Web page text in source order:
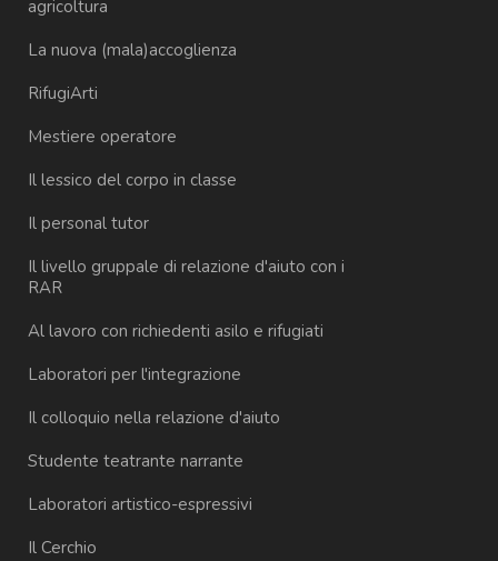
agricoltura
La nuova (mala)accoglienza
RifugiArti
Mestiere operatore
Il lessico del corpo in classe
Il personal tutor
Il livello gruppale di relazione d'aiuto con i
RAR
Al lavoro con richiedenti asilo e rifugiati
Laboratori per l'integrazione
Il colloquio nella relazione d'aiuto
Studente teatrante narrante
Laboratori artistico-espressivi
Il Cerchio